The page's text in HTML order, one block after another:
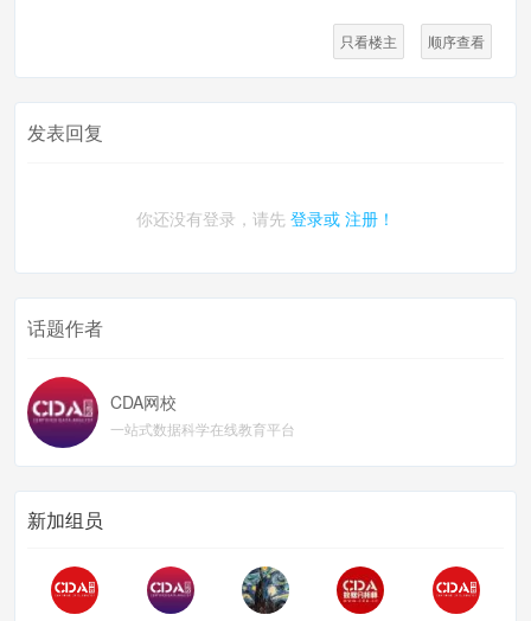
只看楼主 顺序查看
发表回复
你还没有登录，请先 登录或 注册！
话题作者
CDA网校
一站式数据科学在线教育平台
新加组员